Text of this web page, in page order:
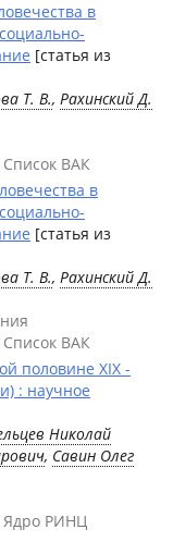
в
[статья из
Т. В., Рахинский Д.
Список ВАК
в
[статья из
Т. В., Рахинский Д.
Список ВАК
половине XIX -
: научное
Николай
, Савин Олег
Ядро РИНЦ